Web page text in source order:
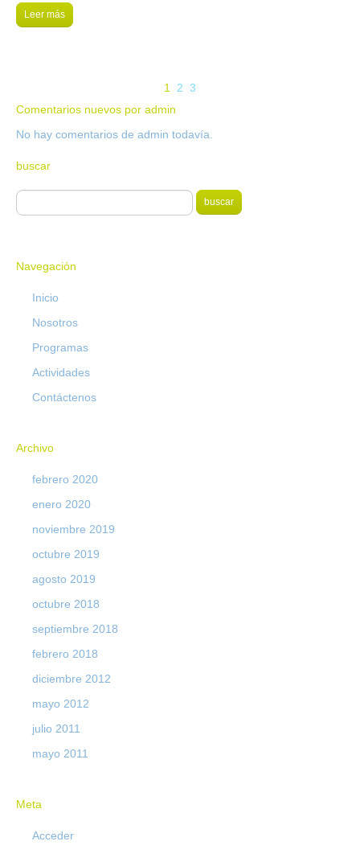
Leer más
1 2 3
Comentarios nuevos por admin
No hay comentarios de admin todavía.
buscar
Navegación
Inicio
Nosotros
Programas
Actividades
Contáctenos
Archivo
febrero 2020
enero 2020
noviembre 2019
octubre 2019
agosto 2019
octubre 2018
septiembre 2018
febrero 2018
diciembre 2012
mayo 2012
julio 2011
mayo 2011
Meta
Acceder